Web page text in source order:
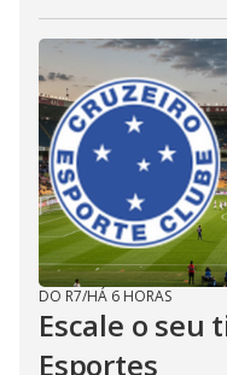
DO R7/HÁ 6 HORAS
Escale o seu
Esportes